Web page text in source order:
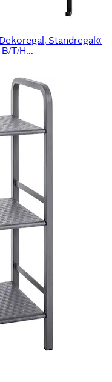
Standregal«
T/H...